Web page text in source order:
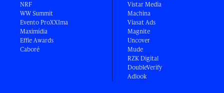
NRF
WW Summit
Evento ProXXIma
Maximídia
Effie Awards
Caboré
Vistar Media
Machina
Viasat Ads
Magnite
Uncover
Mude
RZK Digital
DoubleVerify
Adlook